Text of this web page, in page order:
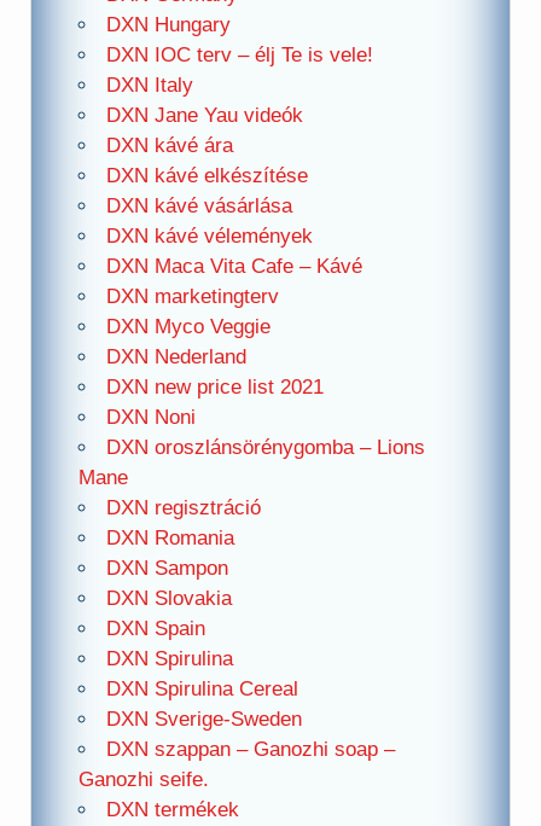
DXN Hungary
DXN IOC terv – élj Te is vele!
DXN Italy
DXN Jane Yau videók
DXN kávé ára
DXN kávé elkészítése
DXN kávé vásárlása
DXN kávé vélemények
DXN Maca Vita Cafe – Kávé
DXN marketingterv
DXN Myco Veggie
DXN Nederland
DXN new price list 2021
DXN Noni
DXN oroszlánsörénygomba – Lions
Mane
DXN regisztráció
DXN Romania
DXN Sampon
DXN Slovakia
DXN Spain
DXN Spirulina
DXN Spirulina Cereal
DXN Sverige-Sweden
DXN szappan – Ganozhi soap –
Ganozhi seife.
DXN termékek